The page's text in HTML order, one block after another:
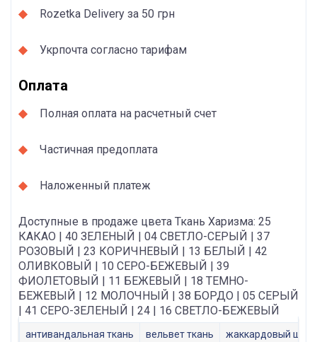
Rozetka Delivery за 50 грн
Укрпочта согласно тарифам
Оплата
Полная оплата на расчетный счет
Частичная предоплата
Наложенный платеж
Доступные в продаже цвета Ткань Харизма: 25
КАКАО | 40 ЗЕЛЕНЫЙ | 04 СВЕТЛО-СЕРЫЙ | 37
РОЗОВЫЙ | 23 КОРИЧНЕВЫЙ | 13 БЕЛЫЙ | 42
ОЛИВКОВЫЙ | 10 СЕРО-БЕЖЕВЫЙ | 39
ФИОЛЕТОВЫЙ | 11 БЕЖЕВЫЙ | 18 ТЕМНО-
БЕЖЕВЫЙ | 12 МОЛОЧНЫЙ | 38 БОРДО | 05 СЕРЫЙ
| 41 СЕРО-ЗЕЛЕНЫЙ | 24 | 16 СВЕТЛО-БЕЖЕВЫЙ
антивандальная ткань вельвет ткань жаккардовый